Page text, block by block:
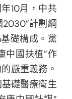
10月，中共
2030”計劃綱
礎構成。黨
中國扶植”作
嚴重義務。
礎醫療衛生